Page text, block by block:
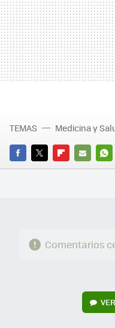
FACEBOOK
TWITTERFLIPBOARD
E-
TEMAS Medicina y
Comentarios
VER